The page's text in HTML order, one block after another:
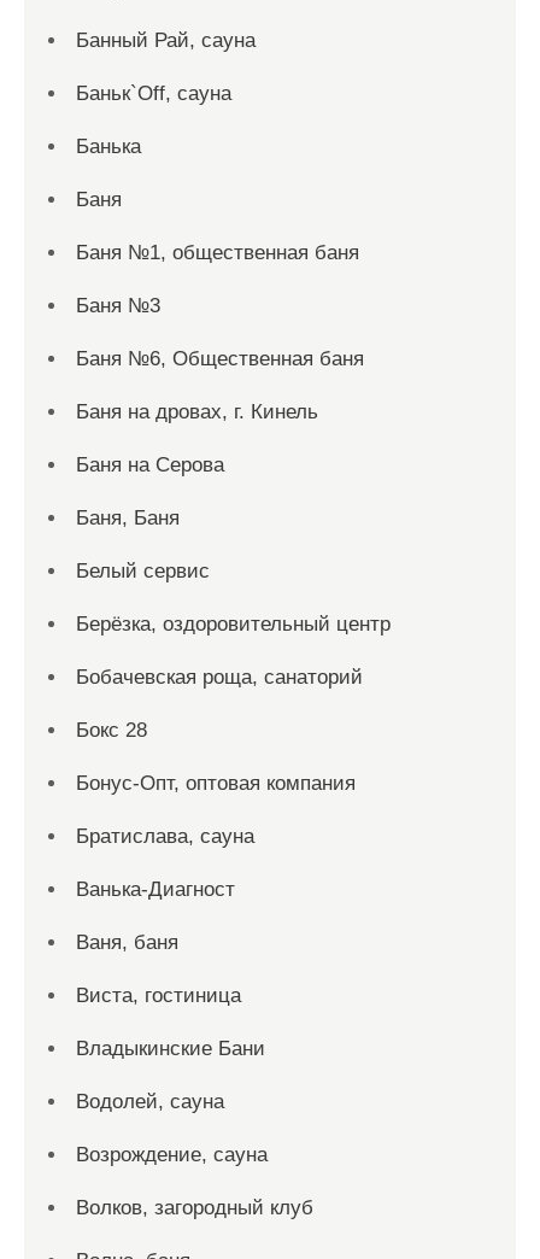
Банный Рай, сауна
Баньк`Off, сауна
Банька
Баня
Баня №1, общественная баня
Баня №3
Баня №6, Общественная баня
Баня на дровах, г. Кинель
Баня на Серова
Баня, Баня
Белый сервис
Берёзка, оздоровительный центр
Бобачевская роща, санаторий
Бокс 28
Бонус-Опт, оптовая компания
Братислава, сауна
Ванька-Диагност
Ваня, баня
Виста, гостиница
Владыкинские Бани
Водолей, сауна
Возрождение, сауна
Волков, загородный клуб